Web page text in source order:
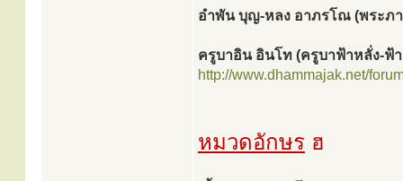
อำพัน บุญ-หลง อาภรโณ (พระภ
ครูบาอิน อินโท (ครูบาฟ้าหลั่ง-ฟ้
http://www.dhammajak.net/
หมวดอักษร ฮ